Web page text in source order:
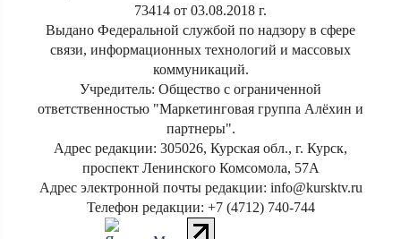
73414 от 03.08.2018 г.
Выдано Федеральной службой по надзору в сфере
связи, информационных технологий и массовых
коммуникаций.
Учредитель: Общество с ограниченной
ответственностью "Маркетинговая группа Алёхин и
партнеры".
Адрес редакции: 305026, Курская обл., г. Курск,
проспект Ленинского Комсомола, 57А
Адрес электронной почты редакции: info@kursktv.ru
Телефон редакции: +7 (4712) 740-744